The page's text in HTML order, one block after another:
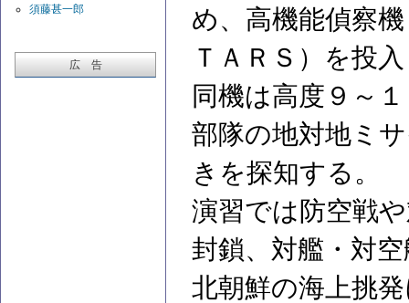
須藤甚一郎
広 告
め、高機能偵察
ＴＡＲＳ）を投
同機は高度９～
部隊の地対地ミ
きを探知する。
演習では防空戦
封鎖、対艦・対
北朝鮮の海上挑